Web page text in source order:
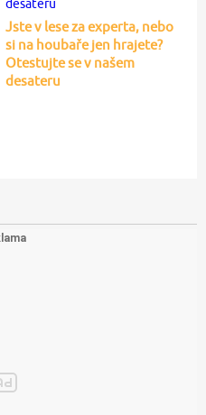
Jste v lese za experta, nebo
si na houbaře jen hrajete?
Otestujte se v našem
desateru